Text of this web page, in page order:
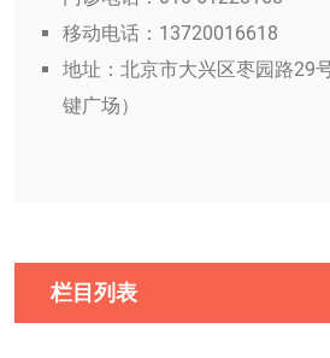
移动电话：13720016618
地址：北京市大兴区枣园路29
键广场）
栏目列表